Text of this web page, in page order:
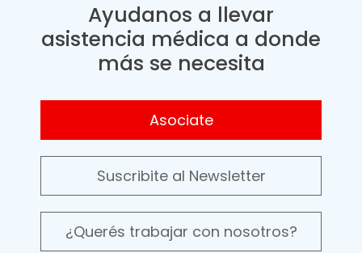
Ayudanos a llevar
asistencia médica a donde
más se necesita
Asociate
Suscribite al Newsletter
¿Querés trabajar con nosotros?